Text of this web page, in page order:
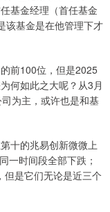
基金经理（首任基金
该基金是在他管理下才
前100位，但是2025
何如此之大呢？从3月
为主，或许也是和基
十的兆易创新微微上
一时间段全部下跌；
是它们无论是近三个